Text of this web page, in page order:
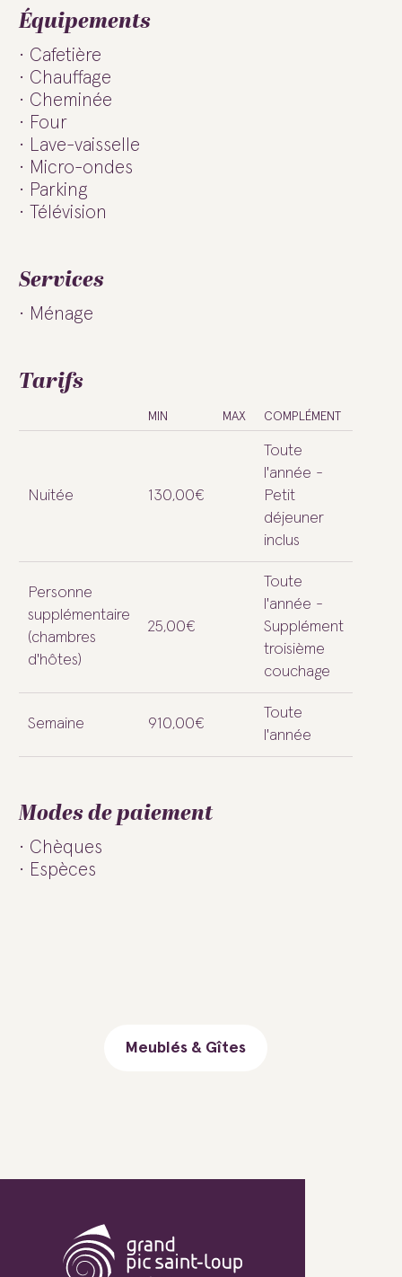
Équipements
Cafetière
Chauffage
Cheminée
Four
Lave-vaisselle
Micro-ondes
Parking
Télévision
Services
Ménage
Tarifs
MIN MAX COMPLÉMENT
Nuitée 130,00€
Toute
l'année -
Petit
déjeuner
inclus
Personne
supplémentaire
(chambres
d'hôtes)
25,00€
Toute
l'année -
Supplément
troisième
couchage
Semaine 910,00€
Toute
l'année
Modes de paiement
Chèques
Espèces
Meublés & Gîtes